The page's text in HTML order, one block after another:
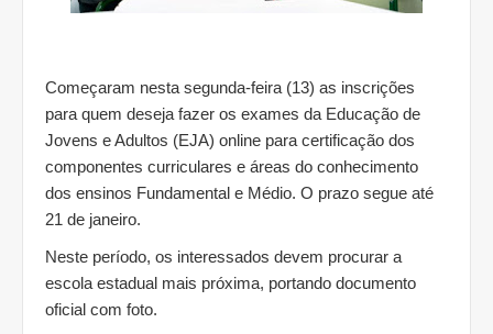
Começaram nesta segunda-feira (13) as inscrições
para quem deseja fazer os exames da Educação de
Jovens e Adultos (EJA) online para certificação dos
componentes curriculares e áreas do conhecimento
dos ensinos Fundamental e Médio. O prazo segue até
21 de janeiro.
Neste período, os interessados devem procurar a
escola estadual mais próxima, portando documento
oficial com foto.